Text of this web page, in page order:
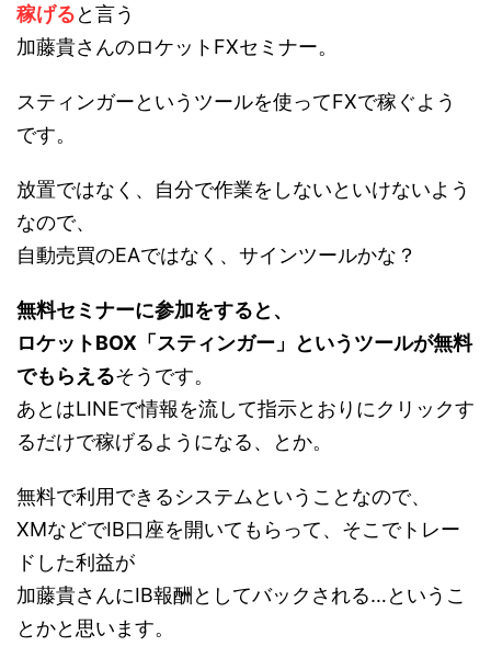
稼げると言う
加藤貴さんのロケットFXセミナー。
スティンガーというツールを使ってFXで稼ぐよう
です。
放置ではなく、自分で作業をしないといけないよう
なので、
自動売買のEAではなく、サインツールかな？
無料セミナーに参加をすると、
ロケットBOX「スティンガー」というツールが無料
でもらえるそうです。
あとはLINEで情報を流して指示とおりにクリックす
るだけで稼げるようになる、とか。
無料で利用できるシステムということなので、
XMなどでIB口座を開いてもらって、そこでトレー
ドした利益が
加藤貴さんにIB報酬としてバックされる…というこ
とかと思います。